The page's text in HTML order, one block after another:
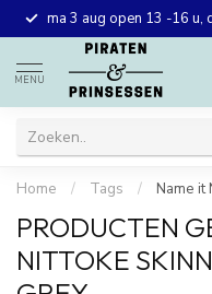
ma 3 aug open 13 -16 u,
MENU
Home / Tags / Name it
PRODUCTEN
NITTOKE